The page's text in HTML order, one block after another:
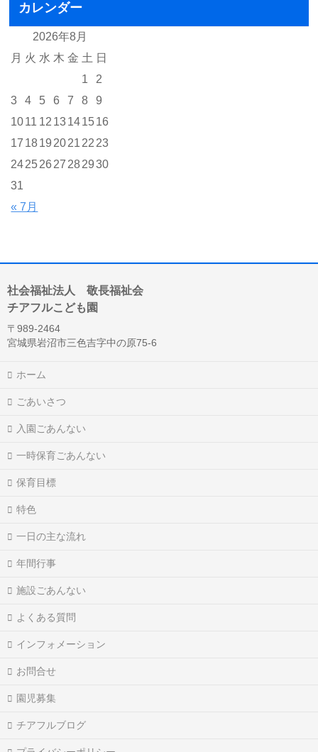
カレンダー
2026年8月
月 火 水 木 金 土 日
« 7月
1
2
3
4 5 6 7 8
9
1011 12 13141516
17 1819 2021 22 23
242526 27 2829 30
31
社会福祉法人 敬長福祉会
チアフルこども園
〒989-2464
宮城県岩沼市三色吉字中の原75-6
ホーム
ごあいさつ
入園ごあんない
一時保育ごあんない
保育目標
特色
一日の主な流れ
年間行事
施設ごあんない
よくある質問
インフォメーション
お問合せ
園児募集
チアフルブログ